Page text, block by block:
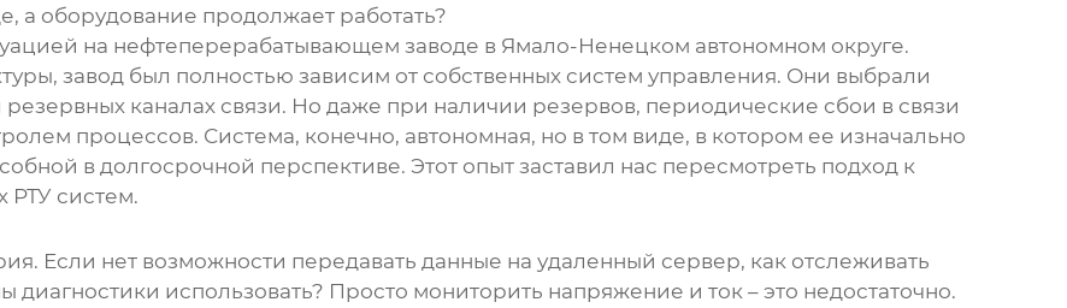
а оборудование продолжает работать?
на нефтеперерабатывающем заводе в Ямало-Ненецком автономном округе.
завод был полностью зависим от собственных систем управления. Они выбрали
каналах связи. Но даже при наличии резервов, периодические сбои в связи
процессов. Система, конечно, автономная, но в том виде, в котором ее изначально
в долгосрочной перспективе. Этот опыт заставил нас пересмотреть подход к
РТУ систем.
Если нет возможности передавать данные на удаленный сервер, как отслеживать
использовать? Просто мониторить напряжение и ток – это недостаточно.